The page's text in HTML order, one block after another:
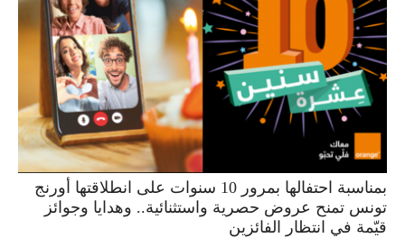
بمناسبة احتفالها بمرور 10 سنوات على انطلاقتها أورنج
تونس تمنح عروض حصرية واستثنائية.. وهدايا وجوائز
قيّمة في انتظار الفائزين